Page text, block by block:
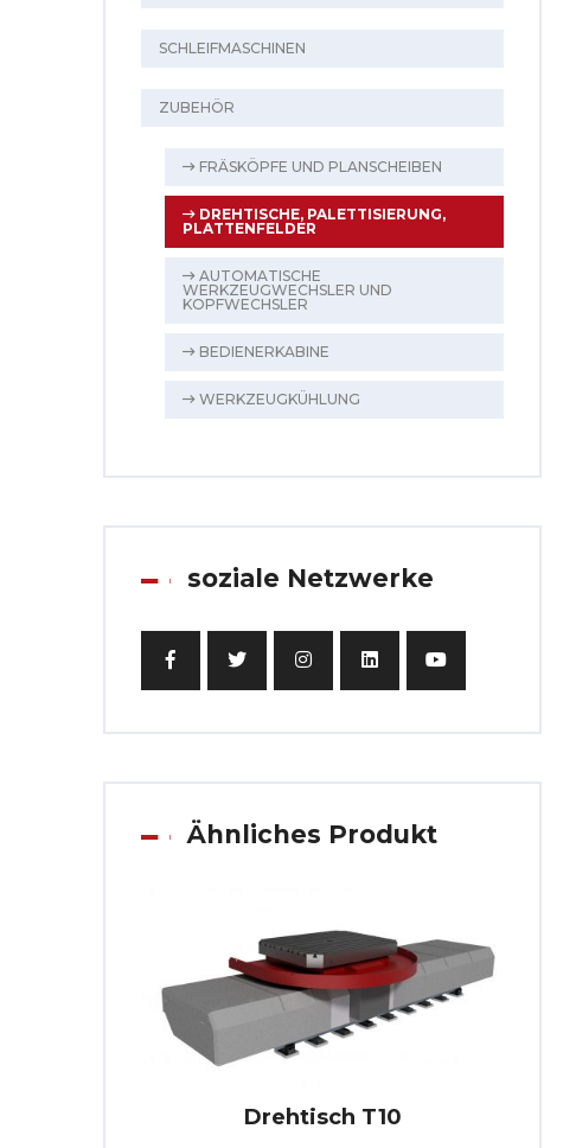
SCHLEIFMASCHINEN
ZUBEHÖR
FRÄSKÖPFE UND PLANSCHEIBEN
DREHTISCHE, PALETTISIERUNG,
PLATTENFELDER
AUTOMATISCHE
WERKZEUGWECHSLER UND
KOPFWECHSLER
BEDIENERKABINE
WERKZEUGKÜHLUNG
soziale Netzwerke
Ähnliches Produkt
Drehtisch T10